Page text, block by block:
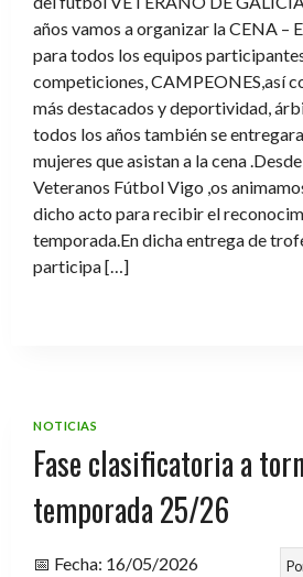
años vamos a organizar la CENA –
para todos los equipos
competiciones, CAMPEONES,así
más destacados y deportividad,
todos los años también se
mujeres que asistan a la cena
Veteranos Fútbol Vigo ,os
dicho acto para recibir el
temporada.En dicha entrega de
participa […]
NOTICIAS
Fase clasificatoria a
temporada 25/26
📅 Fecha: 16/05/2026